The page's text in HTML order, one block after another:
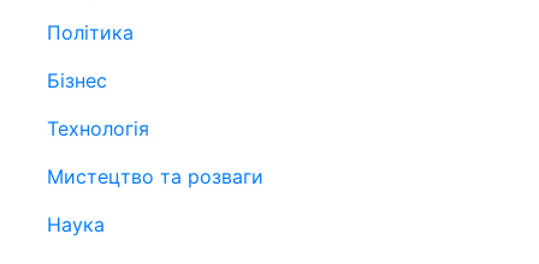
Політика
Бізнес
Технологія
Мистецтво та розваги
Наука